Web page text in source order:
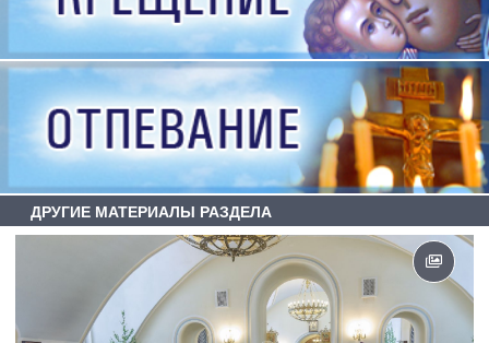
ДРУГИЕ МАТЕРИАЛЫ РАЗДЕЛА